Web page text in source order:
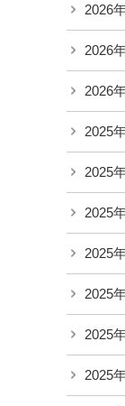
2026
2026
2026
2025
2025
2025
2025
2025
2025
2025